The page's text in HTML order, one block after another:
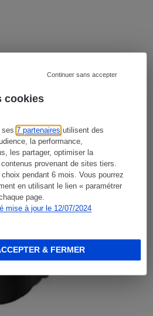
cookies
ses7 partenaires utilisent des
la performance,
les partager, optimiser la
provenant de sites tiers.
pendant 6 mois. Vous pourrez
en utilisant le lien « paramétrer
page.
mise à jour le 12/07/2024
Continuer sans accepter
& FERMER